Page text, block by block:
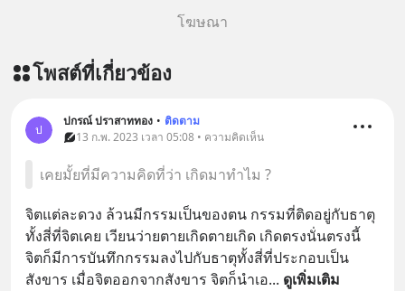
โฆษณา
โพสต์ที่เกี่ยวข้อง
ป
ปกรณ์ ปราสาททอง • ติดตาม
13 ก.พ. 2023 เวลา 05:08 • ความคิดเห็น
เคยมั้ยที่มีความคิดที่ว่า เกิดมาทำไม ?
จิตแต่ละดวง ล้วนมีกรรมเป็นของตน กรรมที่ติดอยู่กับธาตุ
ทั้งสี่ที่จิตเคย เวียนว่ายตายเกิดตายเกิด เกิดตรงนั่นตรงนี้
จิตก็มีการบันทึกกรรมลงไปกับธาตุทั้งสี่ที่ประกอบเป็น
สังขาร เมื่อจิตออกจากสังขาร จิตก็นำเอ... ดูเพิ่มเติม